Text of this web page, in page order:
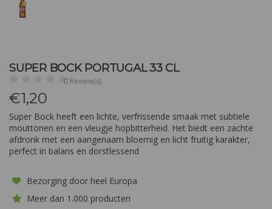
SUPER BOCK PORTUGAL 33 CL
0 Review(s)
€1,20
Super Bock heeft een lichte, verfrissende smaak met subtiele
mouttonen en een vleugje hopbitterheid. Het biedt een zachte
afdronk met een aangenaam bloemig en licht fruitig karakter,
perfect in balans en dorstlessend
Bezorging door heel Europa
Meer dan 1.000 producten